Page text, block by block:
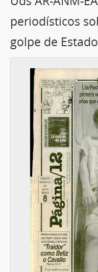
periodísticos
golpe de